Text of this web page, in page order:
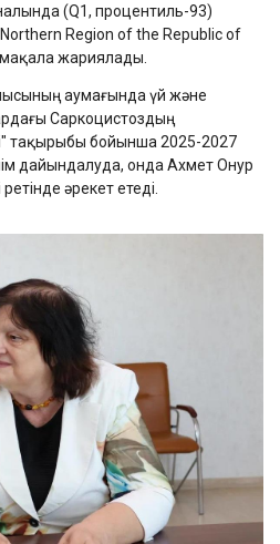
(Q1, процентиль-93)
Region of the Republic of
жариялады.
аумағында үй және
Саркоцистоздың
тақырыбы бойынша 2025-2027
дайындалуда, онда Ахмет Онур
әрекет етеді.